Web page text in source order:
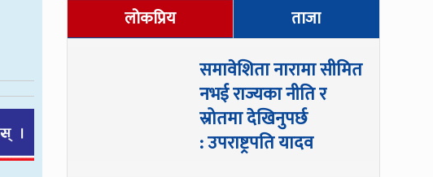
लोकप्रिय ताजा
समावेशिता नारामा सीमित
नभई राज्यका नीति र
स्रोतमा देखिनुपर्छ
: उपराष्ट्रपति यादव